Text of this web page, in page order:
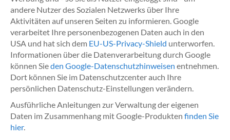
andere Nutzer des Sozialen Netzwerks über Ihre
Aktivitäten auf unseren Seiten zu informieren. Google
verarbeitet Ihre personenbezogenen Daten auch in den
USA und hat sich dem EU-US-Privacy-Shield unterworfen.
Informationen über die Datenverarbeitung durch Google
können Sieden Google-Datenschutzhinweisen entnehmen.
Dort können Sie im Datenschutzcenter auch Ihre
persönlichen Datenschutz-Einstellungen verändern.
Ausführliche Anleitungen zur Verwaltung der eigenen
Daten im Zusammenhang mit Google-Produkten finden Sie
hier.